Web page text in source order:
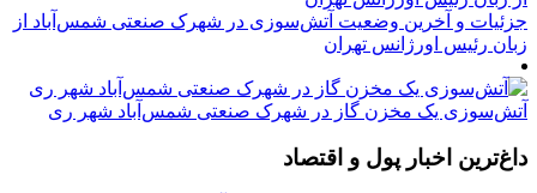
جزئیات و آخرین وضعیت آتش‌سوزی در شهرک صنعتی شمس‌آباد از
زبان رئیس اورژانس تهران
آتش‌سوزی یک مخزن گاز در شهرک صنعتی شمس‌آباد شهر ری
داغ‌ترین اخبار پول و اقتصاد